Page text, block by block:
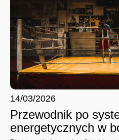
14/03/2026
Przewodnik po
energetycznych w